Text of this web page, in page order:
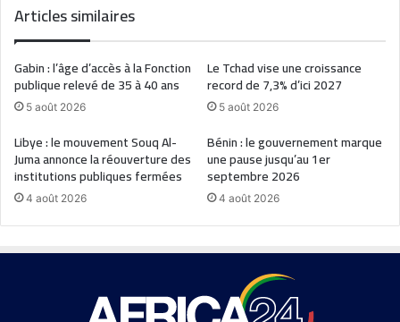
Articles similaires
Gabin : l’âge d’accès à la Fonction
publique relevé de 35 à 40 ans
5 août 2026
Le Tchad vise une croissance
record de 7,3% d’ici 2027
5 août 2026
Libye : le mouvement Souq Al-
Juma annonce la réouverture des
institutions publiques fermées
4 août 2026
Bénin : le gouvernement marque
une pause jusqu’au 1er
septembre 2026
4 août 2026